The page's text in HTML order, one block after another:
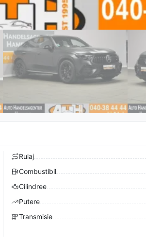
Rulaj
Combustibil
Cilindree
Putere
Transmisie